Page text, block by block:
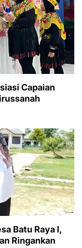
Capaian
Batu Raya I,
Ringankan